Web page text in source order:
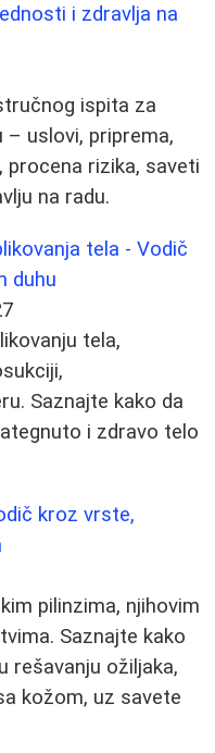
i zdravlja na
ispita za
– uslovi, priprema,
procena rizika, saveti
na radu.
tela - Vodič
duhu
tela,
Saznajte kako da
i zdravo telo
kroz vrste,
pilinzima, njihovim
Saznajte kako
rešavanju ožiljaka,
kožom, uz savete